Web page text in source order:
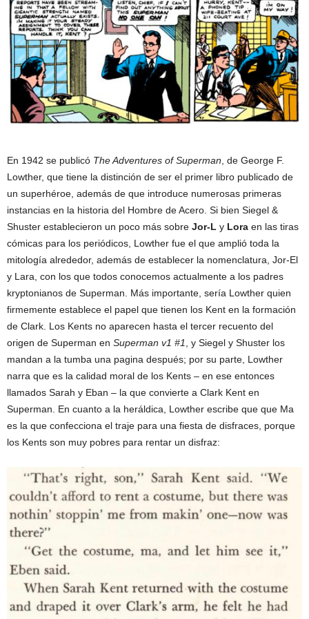
En 1942 se publicó The Adventures of Superman , de George F.
Lowther, que tiene la distinción de ser el primer libro publicado de
un superhéroe, además de que introduce numerosas primeras
instancias en la historia del Hombre de Acero. Si bien Siegel &
Shuster establecieron un poco más sobre Jor-L y Lora en las tiras
cómicas para los periódicos, Lowther fue el que amplió toda la
mitología alrededor, además de establecer la nomenclatura, Jor-El
y Lara, con los que todos conocemos actualmente a los padres
kryptonianos de Superman. Más importante, sería Lowther quien
firmemente establece el papel que tienen los Kent en la formación
de Clark. Los Kents no aparecen hasta el tercer recuento del
origen de Superman en Superman v1 #1
, y Siegel y Shuster los
mandan a la tumba una pagina después; por su parte, Lowther
narra que es la calidad moral de los Kents – en ese entonces
llamados Sarah y Eban – la que convierte a Clark Kent en
Superman. En cuanto a la heráldica, Lowther escribe que que Ma
es la que confecciona el traje para una fiesta de disfraces, porque
los Kents son muy pobres para rentar un disfraz: